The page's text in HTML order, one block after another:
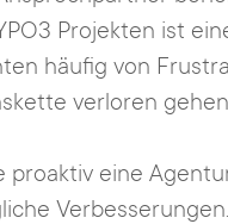
Projekten ist
häufig von
verloren
proaktiv eine